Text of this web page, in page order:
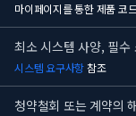
마이페이지를 통한 제품 코
최소 시스템 사양, 필수
시스템 요구사항참조
청약철회 또는 계약의